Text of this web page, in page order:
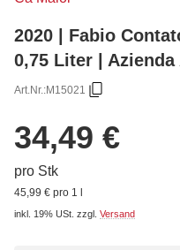
2020 | Fabio
0,75 Liter |
Art.Nr.:M15021
34,49 €
pro Stk
45,99 € pro 1 l
inkl. 19% USt. zzgl. Versand